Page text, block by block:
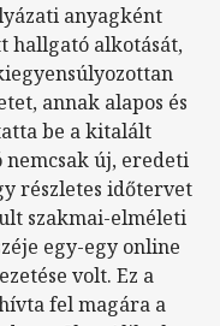
anyagként
hallgató alkotását,
annak alapos és
be a kitalált
nemcsak új, eredeti
részletes időtervet
szakmai-elméleti
egy-egy online
volt. Ez a
fel magára a